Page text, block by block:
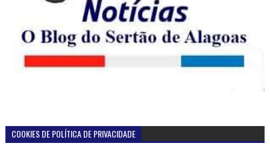
COOKIES DE POLÍTICA DE PRIVACIDADE